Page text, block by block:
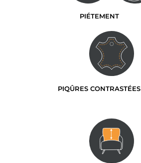
PIÉTEMENT
PIQÛRES CONTRASTÉES